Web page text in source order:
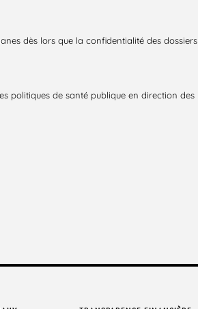
dès lors que la confidentialité des dossiers
politiques de santé publique en direction des